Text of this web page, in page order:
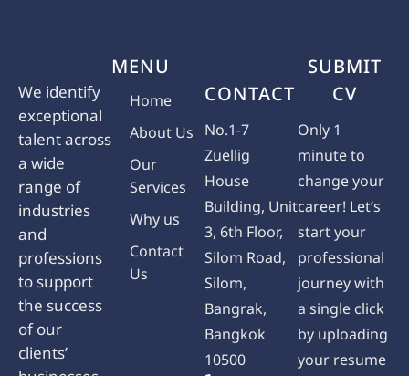
We identify
exceptional
talent across
a wide
range of
industries
and
professions
to support
the success
of our
clients’
MENU
Home
About Us
Our
Services
Why us
Contact
Us
CONTACT
No.1-7
Zuellig
House
Building, Unit
3, 6th Floor,
Silom Road,
Silom,
Bangrak,
Bangkok
10500
SUBMIT
CV
Only 1
minute to
change your
career! Let’s
start your
professional
journey with
a single click
by uploading
your resume